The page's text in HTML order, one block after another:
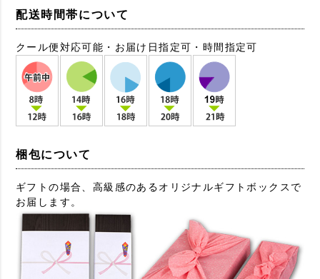
配送時間帯について
クール便対応可能・お届け日指定可・時間指定可
梱包について
ギフトの場合、高級感のあるオリジナルギフトボックスで
お届します。